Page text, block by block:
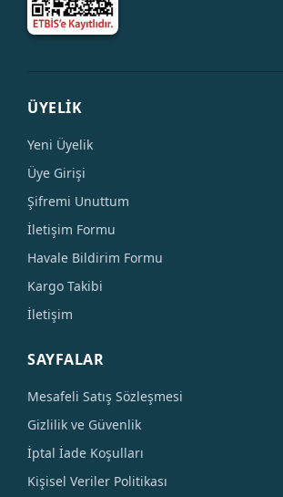
ÜYELİK
Yeni Üyelik
Üye Girişi
Şifremi Unuttum
İletişim Formu
Havale Bildirim Formu
Kargo Takibi
İletişim
SAYFALAR
Mesafeli Satış Sözleşmesi
Gizlilik ve Güvenlik
İptal İade Koşulları
Kişisel Veriler Politikası